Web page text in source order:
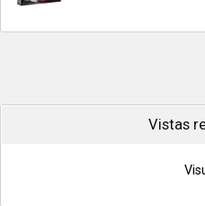
Vistas